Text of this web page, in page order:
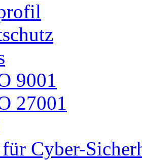
9001
27001
Cyber-